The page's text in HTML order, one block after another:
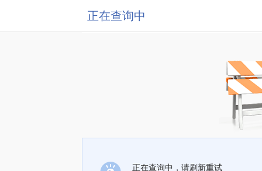
正在查询中
正在查询中，请刷新重试